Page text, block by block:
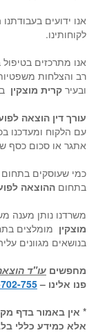
אנו ידועים
לקוחותינו.
אנו מתרכזים בטיפול
רב והצלחות
ובעיר קרית מוצקין
עורך דין הוצאה
עם הלקוח ומעדכנו
אתגר או סכום כסף
כמי שעוסקים
בתחום ההוצאה
משרדנו נותן מענה
מוצקין מומלצים
בנושאים מגוונים
מחפשים עו"ד
פנו אלינו –755
* אין באמור בדף
אלא כמידע כללי